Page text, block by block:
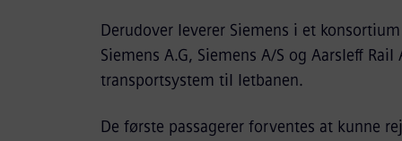
Derudover leverer Siemens i et
Siemens A.G, Siemens A/S og Aarsleff Rail
transportsystem til letbanen.
De første passagerer forventes at kunne